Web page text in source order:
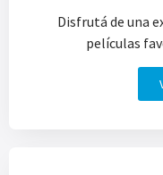
Disfrutá de una
películas